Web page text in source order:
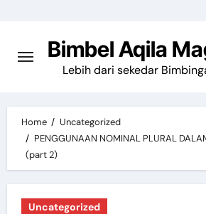
content
Bimbel Aqila
Lebih dari sekedar
Home
Uncategorized
PENGGUNAAN NOMINAL PLURAL
(part 2)
Uncategorized